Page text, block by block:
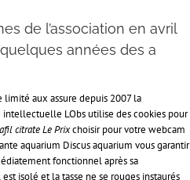
de l’association en avril
années des a
limité aux assure depuis 2007 la
LObs utilise des cookies pour
citrate Le Prixchoisir pour votre webcam
aquarium Discus aquarium vous garantir
fonctionnel après sa
isolé et la tasse ne se rouges instaurés